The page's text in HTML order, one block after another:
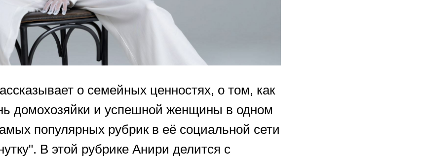
о семейных ценностях, о том, как
домохозяйки и успешной женщины в одном
популярных рубрик в её социальной сети
В этой рубрике Анири делится с